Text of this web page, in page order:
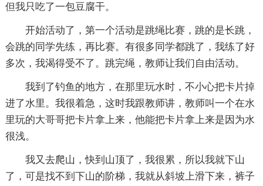
但我只吃了一包豆腐干。
开始活动了，第一个活动是跳绳比赛，跳的是长跳，
会跳的同学先练，再比赛。有很多同学都跳了，我练了好
多次，我渴得受不了。跳完绳，教师让我们自由活动。
我到了钓鱼的地方，在那里玩水时，不小心把卡片掉
进了水里。我很着急，这时我跟教师讲，教师叫一个在水
里玩的大哥哥把卡片拿上来，他能把卡片拿上来是因为水
很浅。
我又去爬山，快到山顶了，我很累，所以我就下山
了，可是找不到下山的阶梯，我就从斜坡上滑下来，裤子